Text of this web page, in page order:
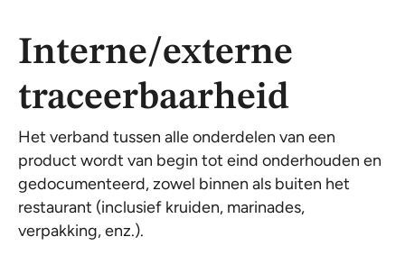
Interne/externe
traceerbaarheid
Het verband tussen alle onderdelen van een
product wordt van begin tot eind onderhouden en
gedocumenteerd, zowel binnen als buiten het
restaurant (inclusief kruiden, marinades,
verpakking, enz.).